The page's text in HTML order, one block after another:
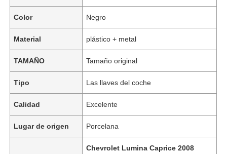
Color Negro
Material plástico + metal
TAMAÑO Tamaño original
Tipo Las llaves del coche
Calidad Excelente
Lugar de origen Porcelana
Chevrolet Lumina Caprice 2008